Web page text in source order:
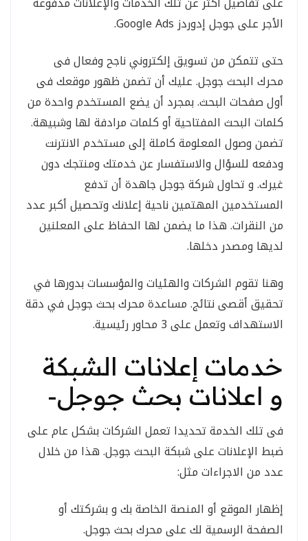
الأجر على جوجل إدوردز Google Ads.
حتى تتمكن من تسويق إلكتروني ناجح وفعال فى
محرك البحث جوجل. عليك أن تضمن ظهور موقعك فى
أول صفحات البحث. بمجرد أن يضع المستخدم واحدة من
كلمات البحث المفتاحية أو كلمات مرادفة لها وشبيهة.
تضمن وصول المعلومة كاملة إلى مستخدم الانترنت
ودفعه للسؤال والاستفسار عن خدمتك ومنتجك دون
غيرك. و تحاول شركة جوجل جاهدة أن تدفع
المستخدمين المهتمين ناحية إعلانك وتحصيل أكبر عدد
من النقرات. هذا ما يضمن لها الحفاظ على المعلنين
لديها ومصدر دخلها.
وهنا تقوم الشركات والهئيات والمؤسسات بدورها في
تحقيق أقصى نتائج. مساعدة محرك بحث جوجل في دقة
الاستهداف وتعمل على 3 محاور رئيسية.
خدمات إعلانات الشبكة
و اعلانات بحث جوجل-
فى تلك الخدمة تحديدا تعمل الشركات بشكل عام على
ضبط الإعلانات على شبكة البحث جوجل. هذا من خلال
عدد من الاجراءات مثل:
إظهار الموقع أو المنصة الخاصة بك و بشركتك أو
الصفحة الرسمية لك على محرك بحث جوجل.